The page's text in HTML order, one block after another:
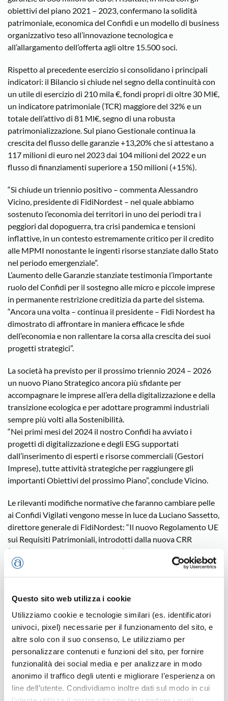
Questo sito web utilizza i cookie
Utilizziamo cookie e tecnologie similari (es. identificatori
univoci, pixel) necessarie per il funzionamento del sito, e
altre solo con il suo consenso, Le utilizziamo per
personalizzare contenuti e funzioni del sito, per fornire
funzionalità dei social media e per analizzare in modo
anonimo il traffico degli utenti e migliorare l’esperienza on
line dell’utente. Condividiamo inoltre dati sul modo in cui
obiettivi del piano 2021 – 2023, confermano la solidità
patrimoniale, economica del Confidi e un modello di business
organizzativo teso all’innovazione tecnologica e
all’allargamento dell’offerta agli oltre 15.500 soci.
Rispetto al precedente esercizio si consolidano i principali
indicatori: il Bilancio si chiude nel segno della continuità con
un utile di esercizio di 210 mila €, fondi propri di oltre 30 Ml€,
un indicatore patrimoniale (TCR) maggiore del 32% e un
totale dell’attivo di 81 Ml€, segno di una robusta
patrimonializzazione. Sul piano Gestionale continua la
crescita del flusso delle garanzie +13,20% che si attestano a
117 milioni di euro nel 2023 dai 104 milioni del 2022 e un
flusso di finanziamenti superiore a 150 milioni (+15%).
“Si chiude un triennio positivo – commenta Alessandro
Vicino, presidente di FidiNordest – nel quale abbiamo
sostenuto l’economia dei territori in uno dei periodi tra i
peggiori dal dopoguerra, tra crisi pandemica e tensioni
inflattive, in un contesto estremamente critico per il credito
alle MPMI nonostante le ingenti risorse stanziate dallo Stato
nel periodo emergenziale”.
L’aumento delle Garanzie stanziate testimonia l’importante
ruolo del Confidi per il sostegno alle micro e piccole imprese
in permanente restrizione creditizia da parte del sistema.
“Ancora una volta – continua il presidente – Fidi Nordest ha
dimostrato di affrontare in maniera efficace le sfide
dell’economia e non rallentare la corsa alla crescita dei suoi
progetti strategici”.
La società ha previsto per il prossimo triennio 2024 – 2026
un nuovo Piano Strategico ancora più sfidante per
accompagnare le imprese all’era della digitalizzazione e della
transizione ecologica e per adottare programmi industriali
sempre più volti alla Sostenibilità.
“Nei primi mesi del 2024 il nostro Confidi ha avviato i
progetti di digitalizzazione e degli ESG supportati
dall’inserimento di esperti e risorse commerciali (Gestori
Imprese), tutte attività strategiche per raggiungere gli
importanti Obiettivi del prossimo Piano”, conclude Vicino.
Le rilevanti modifiche normative che faranno cambiare pelle
ai Confidi Vigilati vengono messe in luce da Luciano Sassetto,
direttore generale di FidiNordest: “Il nuovo Regolamento UE
sui Requisiti Patrimoniali, introdotti dalla nuova CRR
(Capital Requirement Regulation) votata dal Parlamento
Europeo lo scorso 24 aprile (nuovo testo dell’art. 121 in
vigore dal 1° gennaio 2025), segna il rilancio del Ruolo dei
nuovo testo regolamentare, avvia una rinnovata
collaborazione tra Banche e Confidi a favore del sostegno
delle piccole e medie imprese. I Confidi 106 (i cosiddetti ‘
Consorzi vigilati’, ndr) potranno così generare una
importante riduzione degli assorbimenti di capitale sui
prestiti delle PMI, agendo così da calmieratori, in prospettiva
di una ulteriore riduzione degli stanziamenti sulla Garanzia
Pubblica previsti per i prossimi anni”.
“Si rinnoverà pertanto – conclude Sassetto – una virtuosa